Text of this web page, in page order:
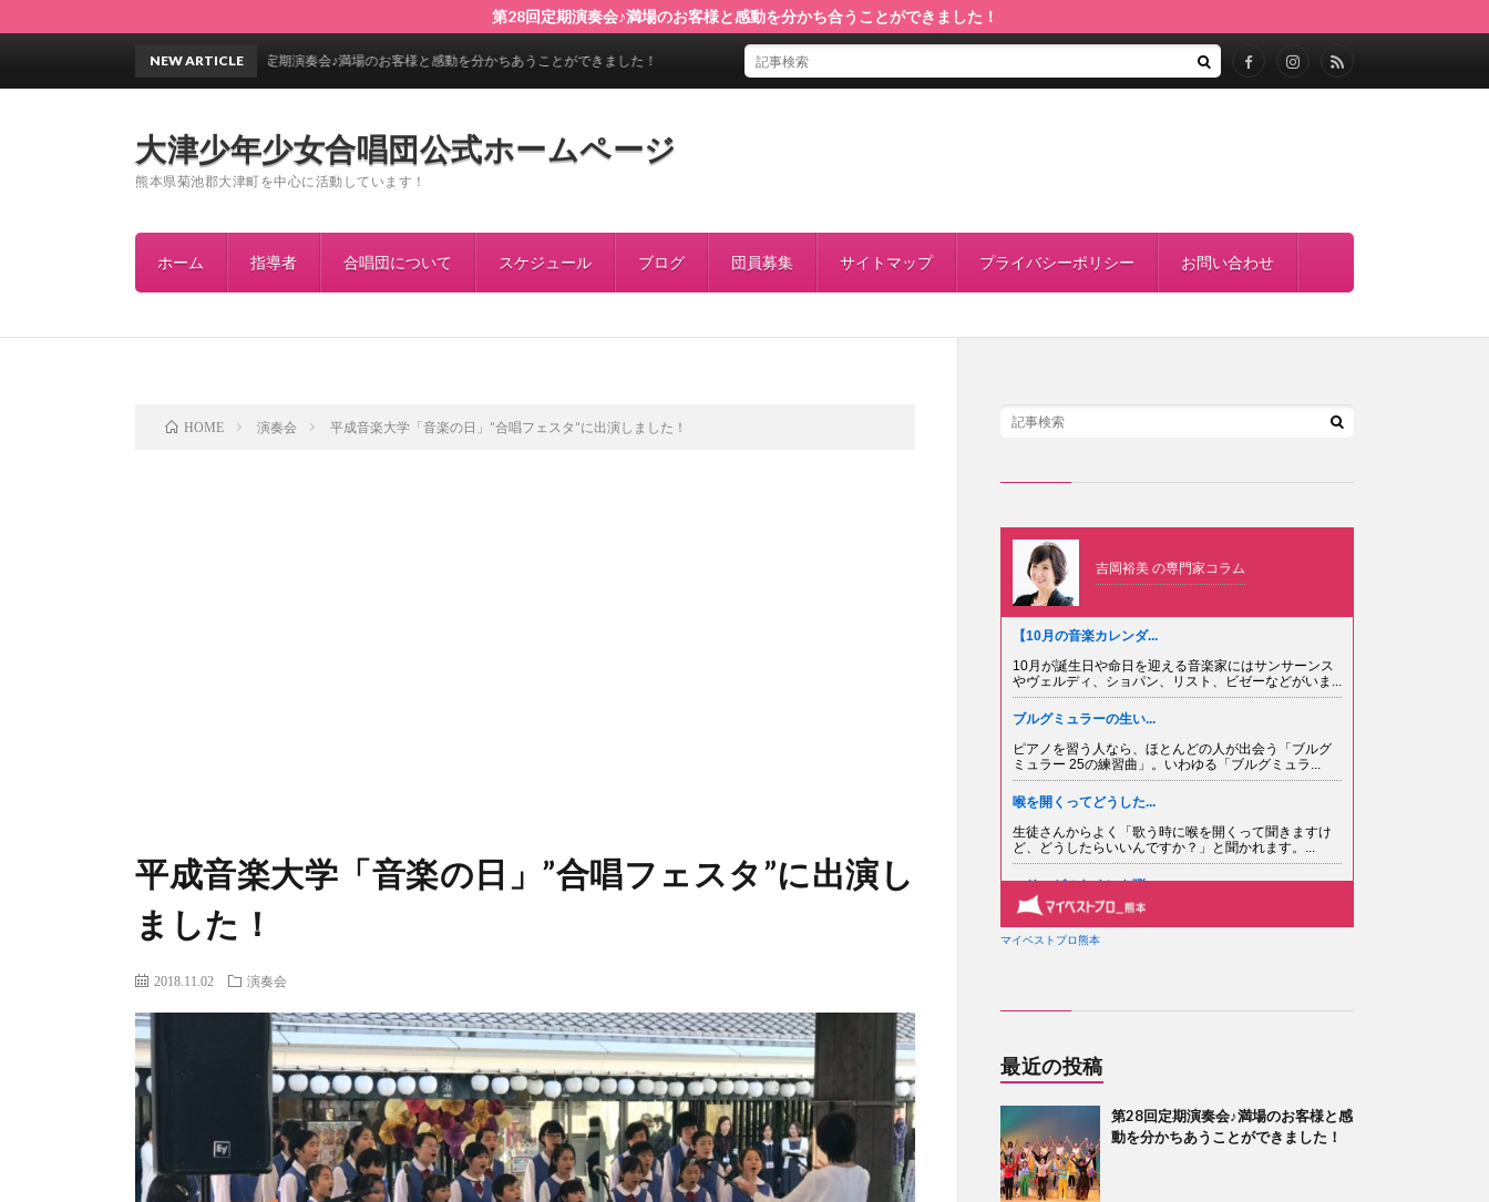
第28回定期演奏会♪満場のお客様と感動を分かち合うことができました！
大津少年少女合唱団公式ホームページ
熊本県菊池郡大津町を中心に活動しています！
ホーム 指導者 合唱団について スケジュール ブログ 団員募集 サイトマップ プライバシーポリシー お問い合わせ
NEW ARTICLE
第28回定期演奏会♪満場のお客様と感動を分かちあうことができました！
HOME 演奏会 平成音楽大学「音楽の日」”合唱フェスタ”に出演しました！
平成音楽大学「音楽の日」”合唱フェスタ”に出演し
ました！
2018.11.02 演奏会
最近の投稿
第28回定期演奏会♪満場のお客様と感
動を分かちあうことができました！